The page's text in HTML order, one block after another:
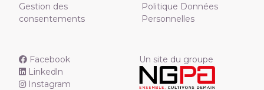
Gestion des
consentements
Politique Données
Personnelles
Facebook
Linkedln
Instagram
Un site du groupe